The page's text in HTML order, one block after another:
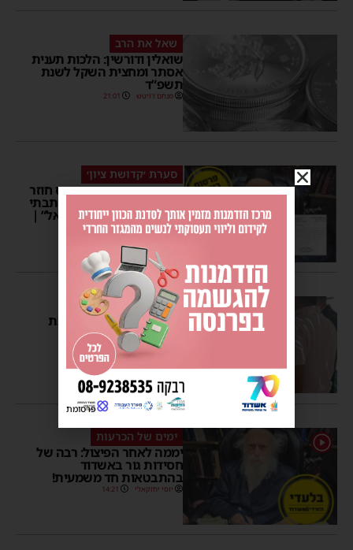
שאל את הרב
שואלין ודורשין: הלכות תענית
אסתר ומחצית השקל לשנת
תשפ”ד
מנחם דויטש 21:01
סערת ׳קדושת ציון׳
דרמה באשדוד: הרב גרוס חוזר
בו ממכתבו “מעולם לא כתבתי
נגד קהילה קדושה בישראל” |
כל הפרטים >
ושמחת בחגך
הרב גרוס הכשיר את סוכת
בית החולים באשדוד
יוסי יחזקאלי 16:51
1 ימים של הכרעות
יממה לאחר הפיצול: רבה של
חסידות גור באשדוד
בהתבטאות חד משמעית!
יוסי יחזקאלי 14:21
פרסומת